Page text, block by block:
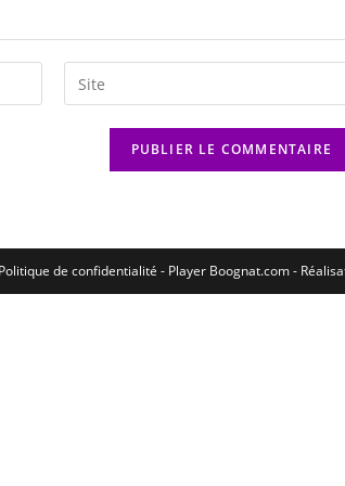
de confidentialité - Player Boognat.com-